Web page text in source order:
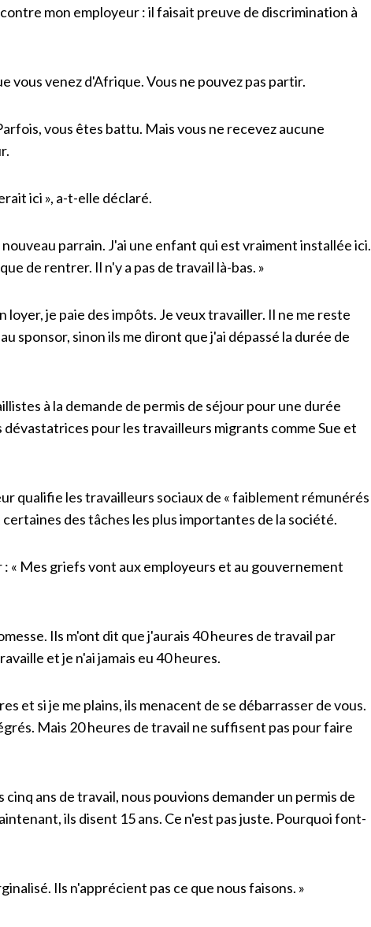
mon employeur : il faisait preuve de discrimination à
vous venez d'Afrique. Vous ne pouvez pas partir.
vous êtes battu. Mais vous ne recevez aucune
ici », a-t-elle déclaré.
parrain. J'ai une enfant qui est vraiment installée ici.
de rentrer. Il n'y a pas de travail là-bas. »
loyer, je paie des impôts. Je veux travailler. Il ne me reste
sponsor, sinon ils me diront que j'ai dépassé la durée de
à la demande de permis de séjour pour une durée
pour les travailleurs migrants comme Sue et
qualifie les travailleurs sociaux de « faiblement rémunérés
des tâches les plus importantes de la société.
« Mes griefs vont aux employeurs et au gouvernement
Ils m'ont dit que j'aurais 40 heures de travail par
et je n'ai jamais eu 40 heures.
et si je me plains, ils menacent de se débarrasser de vous.
Mais 20 heures de travail ne suffisent pas pour faire
ans de travail, nous pouvions demander un permis de
ils disent 15 ans. Ce n'est pas juste. Pourquoi font-
Ils n'apprécient pas ce que nous faisons. »